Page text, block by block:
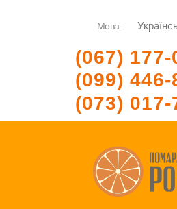
Мова:
(067) 177-
(099) 446-
(073) 017-